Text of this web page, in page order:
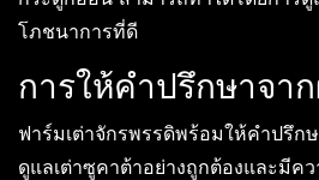
โภชนาการที่ดี
การให้คำปรึกษาจา
ฟาร์มเต่าจักรพรรดิพร้อมให้คำปรึก
ดูแลเต่าซูคาต้าอย่างถูกต้องและมีค